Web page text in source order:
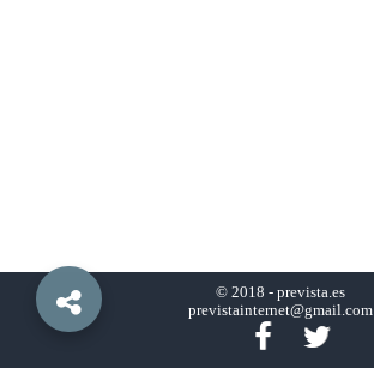
© 2018 - prevista.es
previstainternet@gmail.com